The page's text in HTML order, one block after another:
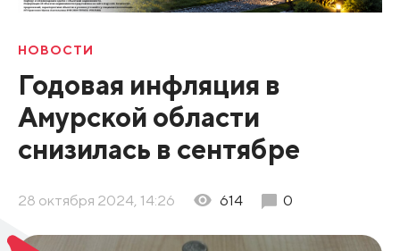
НОВОСТИ
Годовая инфляция в
Амурской области
снизилась в сентябре
28 октября 2024, 14:26 614 0